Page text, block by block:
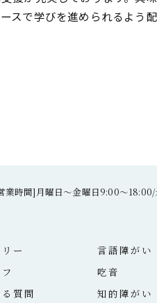
スで学びを進められるよう
業時間]月曜日～金曜日9:00～
ー
質問
言語障がい
吃音
知的障がい